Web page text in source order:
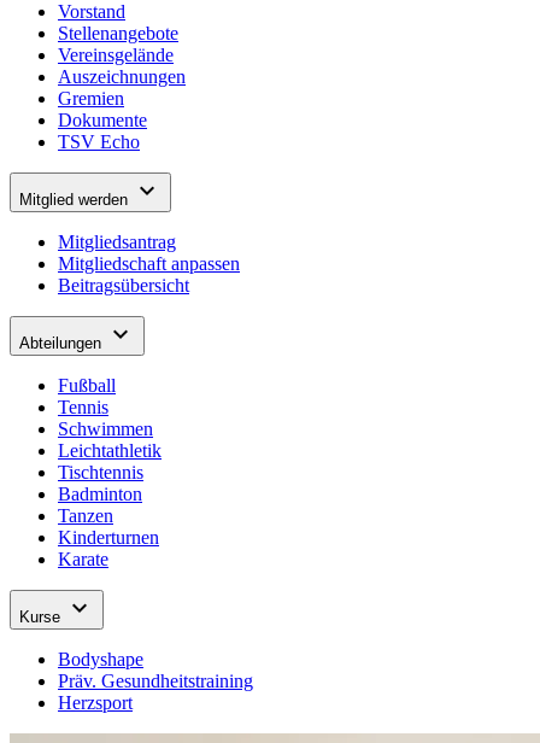
Vorstand
Stellenangebote
Vereinsgelände
Auszeichnungen
Gremien
Dokumente
TSV Echo
Mitglied werden expand_more
Mitgliedsantrag
Mitgliedschaft anpassen
Beitragsübersicht
Abteilungen expand_more
Fußball
Tennis
Schwimmen
Leichtathletik
Tischtennis
Badminton
Tanzen
Kinderturnen
Karate
Kurse expand_more
Bodyshape
Präv. Gesundheitstraining
Herzsport